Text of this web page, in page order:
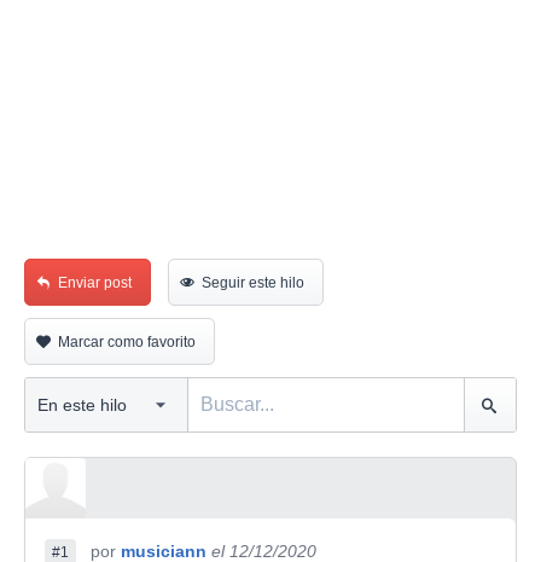
Enviar post Seguir este hilo
Marcar como favorito
#1 por musiciann el 12/12/2020